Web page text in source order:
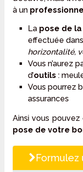
à un
La pose de
effectuée
horizontalité,
Vous n’aurez
d’outils :
Vous pourrez
assurances
Ainsi vous
pose de votre
Formulez